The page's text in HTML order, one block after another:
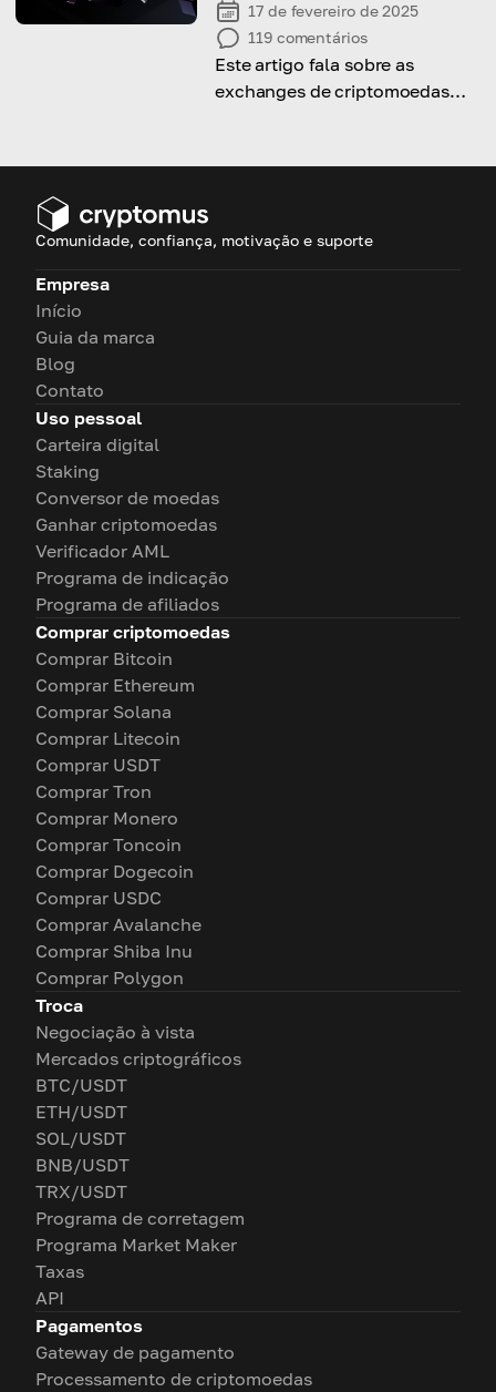
mais baixas e tempo de
liquidação mais rápido
17 de fevereiro de 2025
119 comentários
Este artigo fala sobre as
exchanges de criptomoedas
Comunidade, confiança, motivação e suporte
Empresa
Início
Guia da marca
Blog
Contato
Uso pessoal
Carteira digital
Staking
Conversor de moedas
Ganhar criptomoedas
Verificador AML
Programa de indicação
Programa de afiliados
Comprar criptomoedas
Comprar Bitcoin
Comprar Ethereum
Comprar Solana
Comprar Litecoin
Comprar USDT
Comprar Tron
Comprar Monero
Comprar Toncoin
Comprar Dogecoin
Comprar USDC
Comprar Avalanche
Comprar Shiba Inu
Comprar Polygon
Troca
Negociação à vista
Mercados criptográficos
BTC/USDT
ETH/USDT
SOL/USDT
BNB/USDT
TRX/USDT
Programa de corretagem
Programa Market Maker
Taxas
API
Pagamentos
Gateway de pagamento
Processamento de criptomoedas